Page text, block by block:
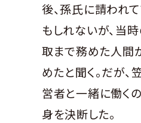
後、孫氏に請われ
もしれないが、当
取まで務めた人間
めたと聞く。だが
営者と一緒に働く
身を決断した。